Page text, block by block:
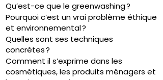
Qu’est-ce que le greenwashing ?
Pourquoi c’est un vrai problème éthique
et environnemental ?
Quelles sont ses techniques
concrètes ?
Comment il s’exprime dans les
cosmétiques, les produits ménagers et